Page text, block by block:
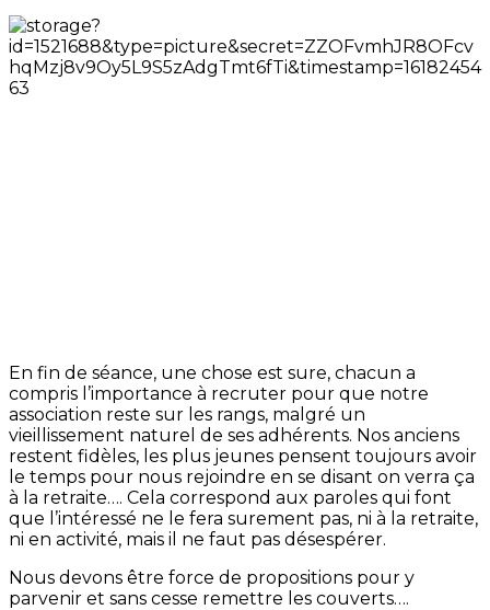
En fin de séance, une chose est sure, chacun a
compris l’importance à recruter pour que notre
association reste sur les rangs, malgré un
vieillissement naturel de ses adhérents. Nos anciens
restent fidèles, les plus jeunes pensent toujours avoir
le temps pour nous rejoindre en se disant on verra ça
à la retraite…. Cela correspond aux paroles qui font
que l’intéressé ne le fera surement pas, ni à la retraite,
ni en activité, mais il ne faut pas désespérer.
Nous devons être force de propositions pour y
parvenir et sans cesse remettre les couverts….